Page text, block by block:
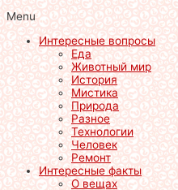
Menu
Интересные вопросы
Еда
Животный мир
История
Мистика
Природа
Разное
Технологии
Человек
Ремонт
Интересные факты
О вещах